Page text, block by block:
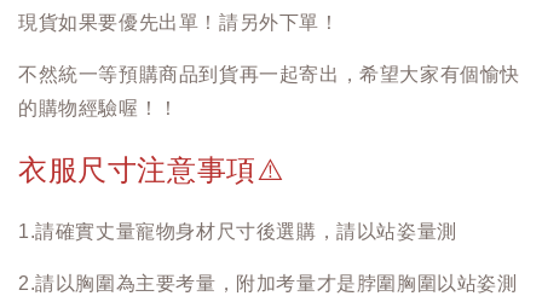
現貨如果要優先出單！請另外下單！
不然統一等預購商品到貨再一起寄出，希望大家有個愉快
的購物經驗喔！！
衣服尺寸注意事項⚠️
1.請確實丈量寵物身材尺寸後選購，請以站姿量測
2.請以胸圍為主要考量，附加考量才是脖圍胸圍以站姿測